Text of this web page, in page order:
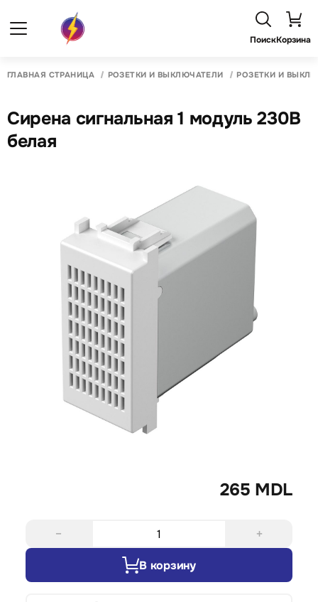
ПоискКорзина
ГЛАВНАЯ СТРАНИЦА РОЗЕТКИ И ВЫКЛЮЧАТЕЛИ РОЗЕТКИ И
Сирена сигнальная 1 модуль 230В
белая
265 MDL
− +
В корзину